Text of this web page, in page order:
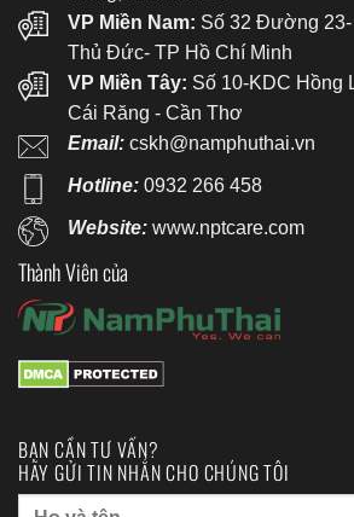
VP Miền Nam: Số 32 Đường
Thủ Đức- TP Hồ Chí Minh
VP Miền Tây: Số 10-KDC Hồng
Cái Răng - Cần Thơ
Email: cskh@namphuthai.vn
Hotline: 0932 266 458
Website:www.nptcare.com
Thành Viên của
BẠN CẦN TƯ VẤN?
HÃY GỬI TIN NHẮN CHO CHÚNG TÔI